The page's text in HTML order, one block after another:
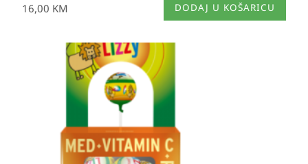
16,00 KM DODAJ U KOŠARICU